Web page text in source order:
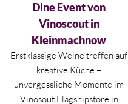
Dine Event von
Vinoscout in
Kleinmachnow
Erstklassige Weine treffen auf
kreative Küche –
unvergessliche Momente im
Vinosout Flagshipstore in